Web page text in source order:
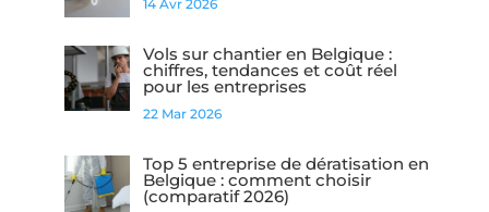
14 Avr 2026
Vols sur chantier en Belgique :
chiffres, tendances et coût réel
pour les entreprises
22 Mar 2026
Top 5 entreprise de dératisation en
Belgique : comment choisir
(comparatif 2026)